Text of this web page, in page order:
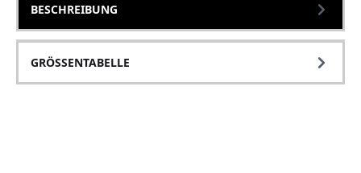
BESCHREIBUNG
GRÖSSENTABELLE